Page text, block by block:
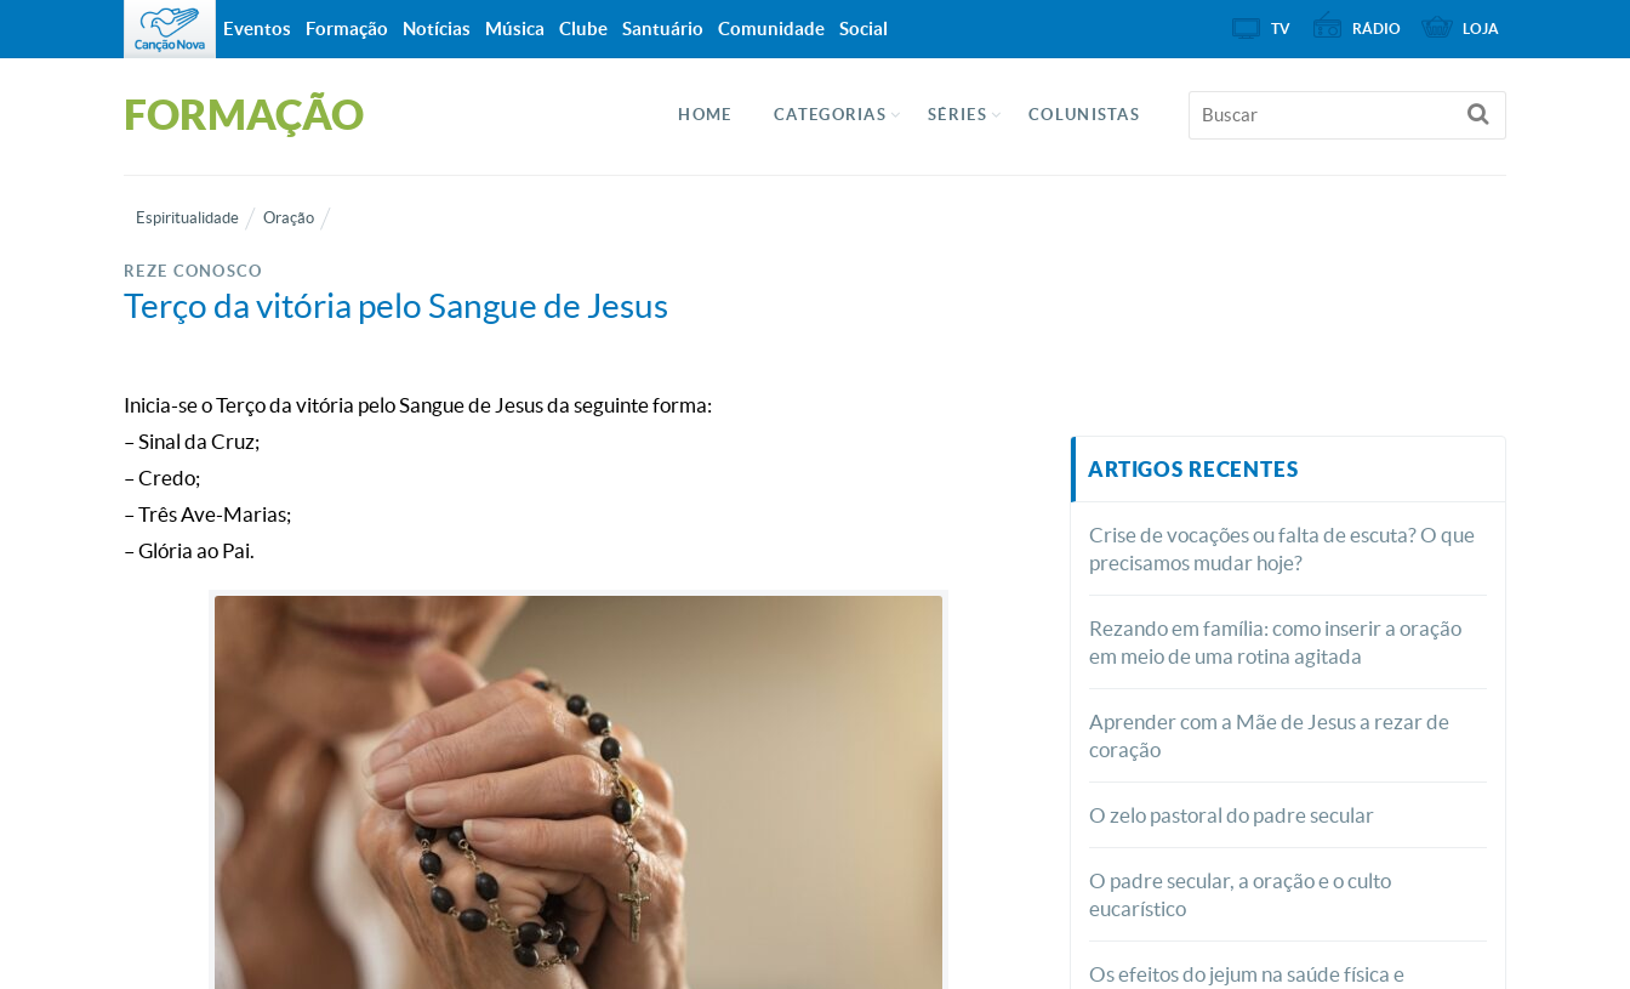
FORMAÇÃO HOME CATEGORIAS SÉRIES COLUNISTAS
Espiritualidade Oração
REZE CONOSCO
Terço da vitória pelo Sangue de Jesus
Inicia-se o Terço da vitória pelo Sangue de Jesus da seguinte forma:
– Sinal da Cruz;
– Credo;
– Três Ave-Marias;
– Glória ao Pai.
ARTIGOS RECENTES
Crise de vocações ou falta de escuta? O que
precisamos mudar hoje?
Rezando em família: como inserir a oração
em meio de uma rotina agitada
Aprender com a Mãe de Jesus a rezar de
coração
O zelo pastoral do padre secular
O padre secular, a oração e o culto
eucarístico
Os efeitos do jejum na saúde física e
Eventos Formação Notícias Música Clube Santuário Comunidade Social TV RÁDIO LOJA